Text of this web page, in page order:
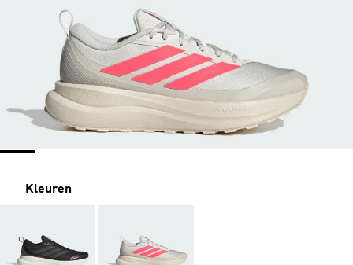
Kleuren